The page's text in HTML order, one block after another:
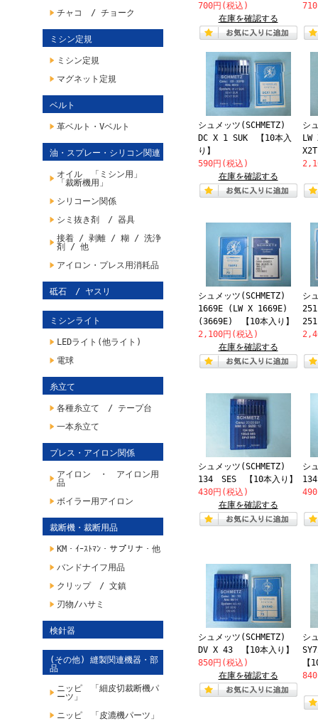
チャコ / チョーク
ミシン定規
ミシン定規
マグネット定規
ベルト
革ベルト・Vベルト
油・スプレー・シリコン関連
オイル 「ミシン用」
「裁断機用」
シリコーン関係
シミ抜き剤 / 器具
接着 / 剥離 / 糊 / 洗浄
剤 / 他
アイロン・プレス用消耗品
砥石 / ヤスリ
ミシンライト
LEDライト(他ライト)
電球
糸立て
各種糸立て / テープ台
一本糸立て
プレス・アイロン関係
アイロン ・ アイロン用
品
ボイラー用アイロン
裁断機・裁断用品
KM・ｲｰｽﾄﾏﾝ・サプリナ・他
バンドナイフ用品
クリップ / 文鎮
刃物/ハサミ
検針器
(その他) 縫製関連機器・部
品
ニッピ 「細皮切裁断機パ
ーツ」
ニッピ 「皮漉機パーツ」
700円(税込)
在庫を確認する
シュメッツ(SCHMETZ)
DC X 1 SUK 【10本入
り】
590円(税込)
在庫を確認する
シ
シュメッツ(SCHMETZ)
1669E (LW X 1669E)
(3669E) 【10本入り】
2,100円(税込)
在庫を確認する
シ
シュメッツ(SCHMETZ)
134 SES 【10本入り】
430円(税込)
在庫を確認する
シ
シュメッツ(SCHMETZ)
DV X 43 【10本入り】
850円(税込)
在庫を確認する
シ
【